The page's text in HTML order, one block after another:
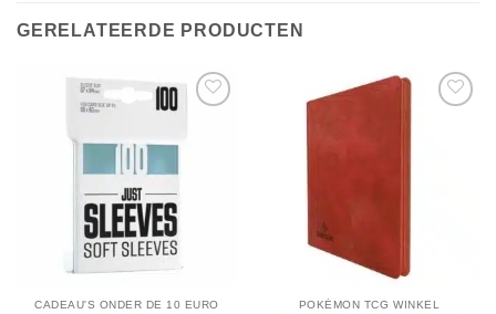
GERELATEERDE PRODUCTEN
CADEAU'S ONDER DE 10 EURO POKÉMON TCG WINKEL